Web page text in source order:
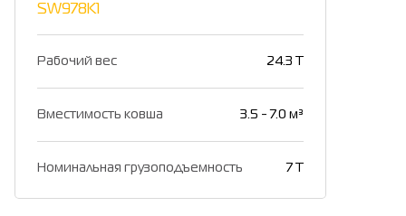
SW978K1
Рабочий вес 24.3 T
Вместимость ковша 3.5 - 7.0 м³
Номинальная грузоподъемность 7 T